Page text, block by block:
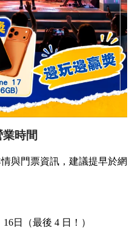
時間
與門票資訊，建議提早於網
日（最後 4 日！）